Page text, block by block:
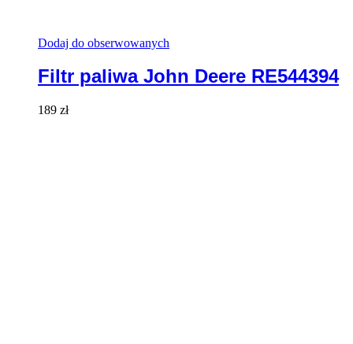
Dodaj do obserwowanych
Filtr paliwa John Deere RE544394
189 zł